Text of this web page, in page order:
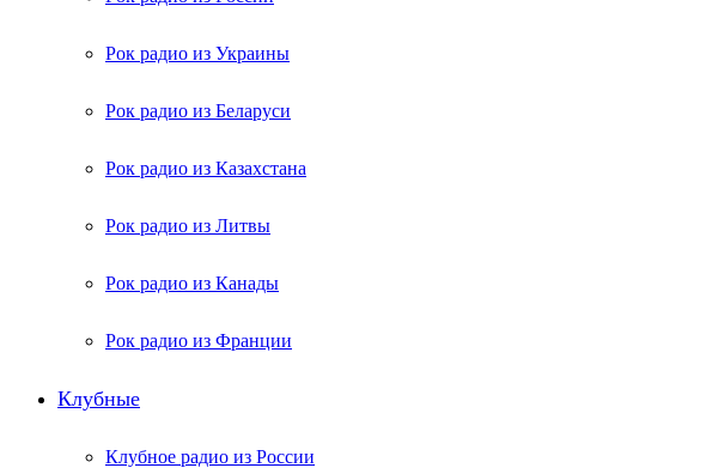
Рок радио из Украины
Рок радио из Беларуси
Рок радио из Казахстана
Рок радио из Литвы
Рок радио из Канады
Рок радио из Франции
Клубные
Клубное радио из России